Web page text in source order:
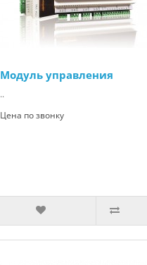
Модуль управления
..
Цена по звонку